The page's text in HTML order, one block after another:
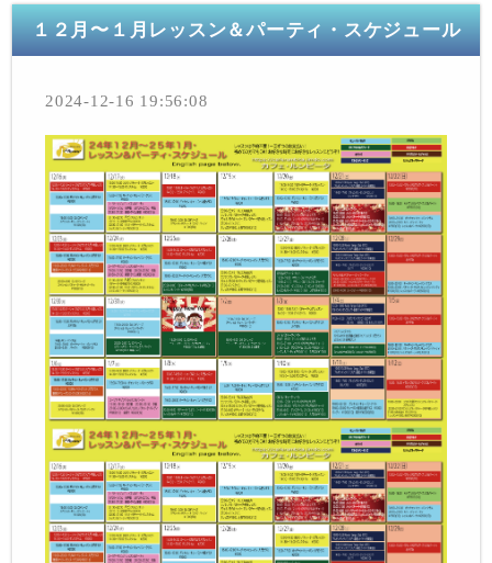
１２月〜１月レッスン＆パーティ・スケジュール
2024-12-16 19:56:08